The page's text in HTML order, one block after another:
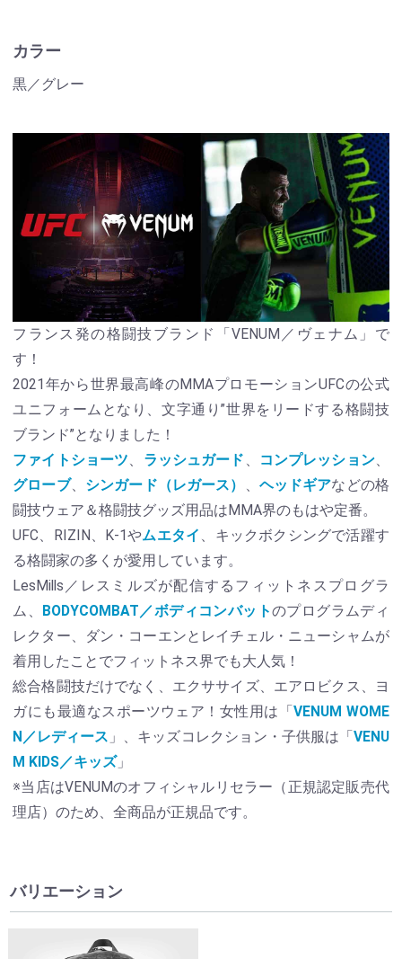
カラー
黒／グレー
フランス発の格闘技ブランド「VENUM／ヴェナム」で
す！
2021年から世界最高峰のMMAプロモーションUFCの公式
ユニフォームとなり、文字通り”世界をリードする格闘技
ブランド”となりました！
ファイトショーツ
ラッシュガード コンプレッション、
グローブ、 シンガード（レガース） ヘッドギアなどの格
闘技ウェア＆格闘技グッズ用品はMMA界のもはや定番。
UFC、RIZIN、K-1やムエタイ
、キックボクシングで活躍す
る格闘家の多くが愛用しています。
LesMills／レスミルズが配信するフィットネスプログラ
ム、 BODYCOMBAT／ボディコンバットのプログラムディ
レクター、ダン・コーエンとレイチェル・ニューシャムが
着用したことでフィットネス界でも大人気！
総合格闘技だけでなく、エクササイズ、エアロビクス、ヨ
ガにも最適なスポーツウェア！女性用は「VENUM WOME
N／レディース 」、キッズコレクション・子供服は「VENU
M KIDS／キッズ」
※当店はVENUMのオフィシャルリセラー（正規認定販売代
理店）のため、全商品が正規品です。
バリエーション